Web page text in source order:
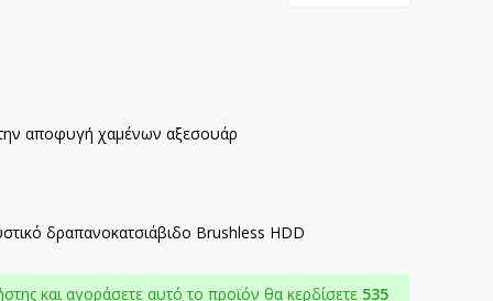
την αποφυγή χαμένων αξεσουάρ
δραπανοκατσιάβιδο Brushless HDD
και αγοράσετε αυτό το προϊόν θα κερδίσετε 535